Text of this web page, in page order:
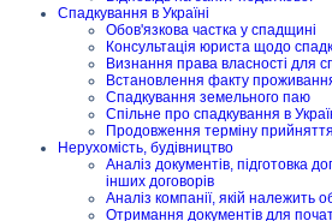
Спадкування в Україні
Обов'язкова частка у спадщині
Консультація юриста щодо
Визнання права власності для
Встановлення факту
Спадкування земельного паю
Спільне про спадкування в
Продовження терміну
Нерухомість, будівництво
Аналіз документів, підготовка
інших договорів
Аналіз компанії, якій належить
Отримання документів для